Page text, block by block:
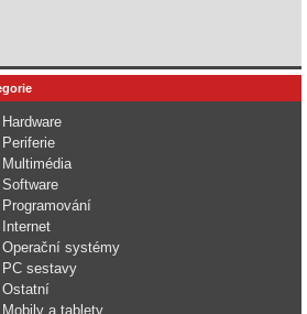
Hardware
Periferie
Multimédia
Software
Programování
Internet
Operační systémy
PC sestavy
Ostatní
Mobily a tablety